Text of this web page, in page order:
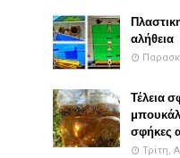
αλήθεια
Τέλεια
σφήκες
Τρίτη,